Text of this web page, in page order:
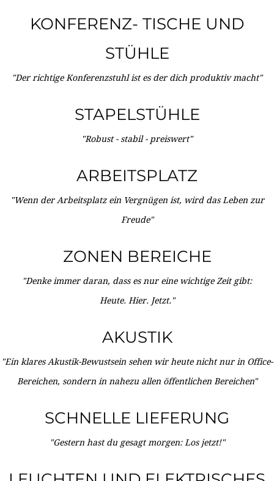
KONFERENZ- TISCHE UND
STÜHLE
"Der richtige Konferenzstuhl ist es der dich produktiv macht"
STAPELSTÜHLE
"Robust - stabil - preiswert"
ARBEITSPLATZ
"Wenn der Arbeitsplatz ein Vergnügen ist, wird das Leben zur
Freude"
ZONEN BEREICHE
"Denke immer daran, dass es nur eine wichtige Zeit gibt:
Heute. Hier. Jetzt."
AKUSTIK
"Ein klares Akustik-Bewustsein sehen wir heute nicht nur in Office-
Bereichen, sondern in nahezu allen öffentlichen Bereichen"
SCHNELLE LIEFERUNG
"Gestern hast du gesagt morgen: Los jetzt!"